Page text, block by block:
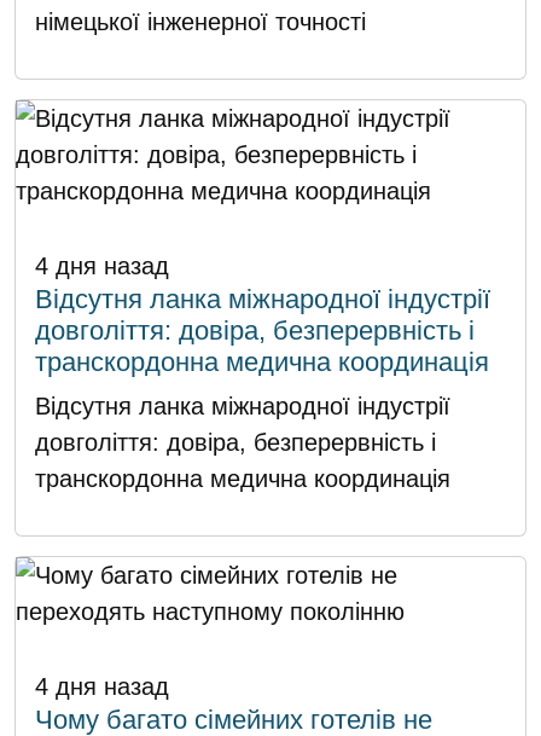
німецької інженерної точності
4 дня назад
Відсутня ланка міжнародної індустрії
довголіття: довіра, безперервність і
транскордонна медична координація
Відсутня ланка міжнародної індустрії
довголіття: довіра, безперервність і
транскордонна медична координація
4 дня назад
Чому багато сімейних готелів не